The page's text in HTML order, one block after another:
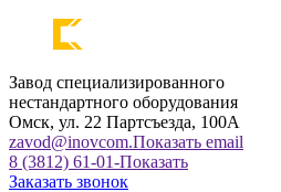
Завод специализированного
нестандартного оборудования
Омск, ул. 22 Партсъезда, 100А
zavod@inovcom.Показать email
8 (3812) 61-01-Показать
Заказать звонок